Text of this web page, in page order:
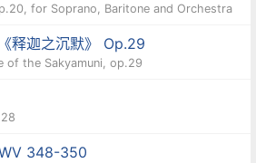
for Soprano, Baritone and Orchestra
释迦之沉默》 Op.29
of the Sakyamuni, op.29
348-350